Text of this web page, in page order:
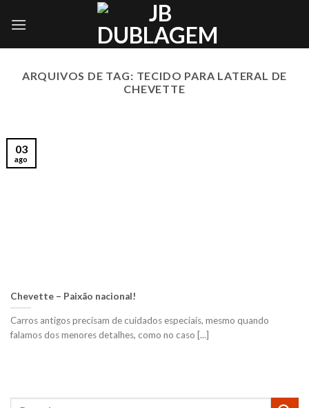
ARQUIVOS DE TAG: TECIDO PARA LATERAL DE
CHEVETTE
Chevette – Paixão nacional!
Carros antigos precisam de cuidados especiais, mesmo quando
falamos dos menores detalhes, como no caso [...]
03
ago